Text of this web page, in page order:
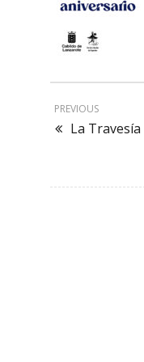
PREVIOUS
La